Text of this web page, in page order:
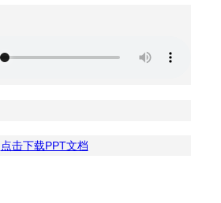
点击下载PPT文档